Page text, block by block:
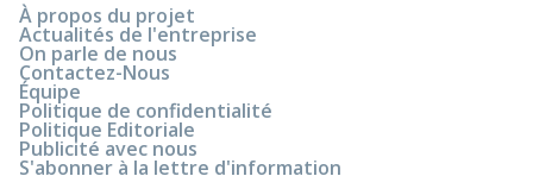
À propos du projet
Actualités de l'entreprise
On parle de nous
Contactez-Nous
Équipe
Politique de confidentialité
Politique Editoriale
Publicité avec nous
S'abonner à la lettre d'information